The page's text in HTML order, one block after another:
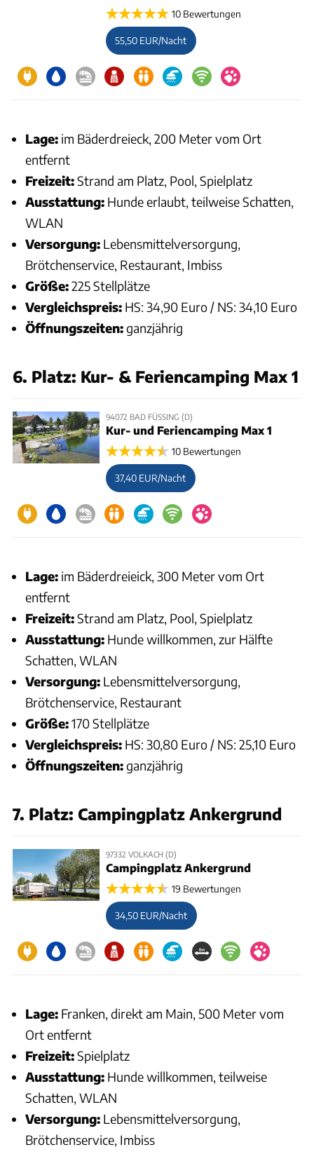
10 Bewertungen
55,50 EUR/Nacht
Lage: im Bäderdreieck, 200 Meter vom Ort
entfernt
Freizeit:Strand am Platz, Pool, Spielplatz
Ausstattung: Hunde erlaubt, teilweise Schatten,
WLAN
Versorgung: Lebensmittelversorgung,
Brötchenservice, Restaurant, Imbiss
Größe:225 Stellplätze
Vergleichspreis: HS: 34,90 Euro / NS: 34,10 Euro
Öffnungszeiten:ganzjährig
6. Platz: Kur- & Feriencamping Max 1
94072 BAD FÜSSING (D)
Kur- und Feriencamping Max 1
10 Bewertungen
37,40 EUR/Nacht
Lage: im Bäderdreieick, 300 Meter vom Ort
entfernt
Freizeit:Strand am Platz, Pool, Spielplatz
Ausstattung: Hunde willkommen, zur Hälfte
Schatten, WLAN
Versorgung: Lebensmittelversorgung,
Brötchenservice, Restaurant
Größe:170 Stellplätze
Vergleichspreis: HS: 30,80 Euro / NS: 25,10 Euro
Öffnungszeiten:ganzjährig
7. Platz: Campingplatz Ankergrund
97332 VOLKACH (D)
Campingplatz Ankergrund
19 Bewertungen
34,50 EUR/Nacht
Lage: Franken, direkt am Main, 500 Meter vom
Ort entfernt
Freizeit:Spielplatz
Ausstattung: Hunde willkommen, teilweise
Schatten, WLAN
Versorgung: Lebensmittelversorgung,
Brötchenservice, Imbiss